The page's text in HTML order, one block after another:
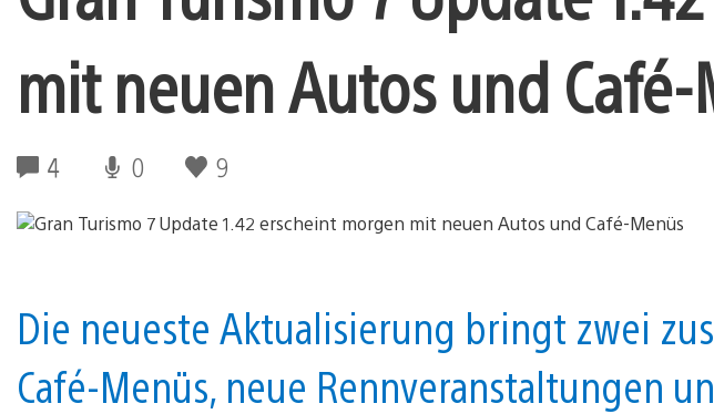
mit neuen Autos und
4 0 9
Die neueste Aktualisierung bringt zwei
Café-Menüs, neue Rennveranstaltungen